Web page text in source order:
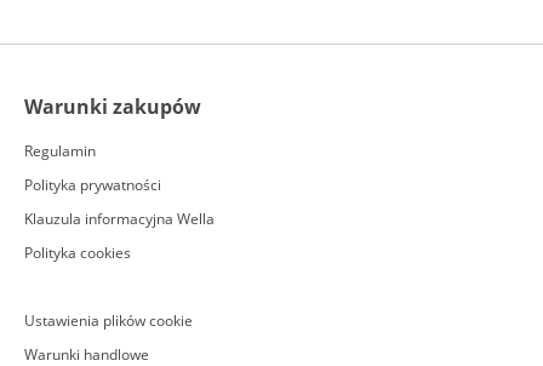
Warunki zakupów
Regulamin
Polityka prywatności
Klauzula informacyjna Wella
Polityka cookies
Ustawienia plików cookie
Warunki handlowe